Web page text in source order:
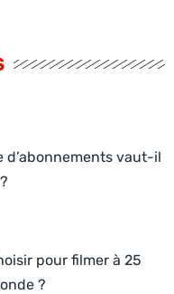
d’abonnements vaut-il
pour filmer à 25
?